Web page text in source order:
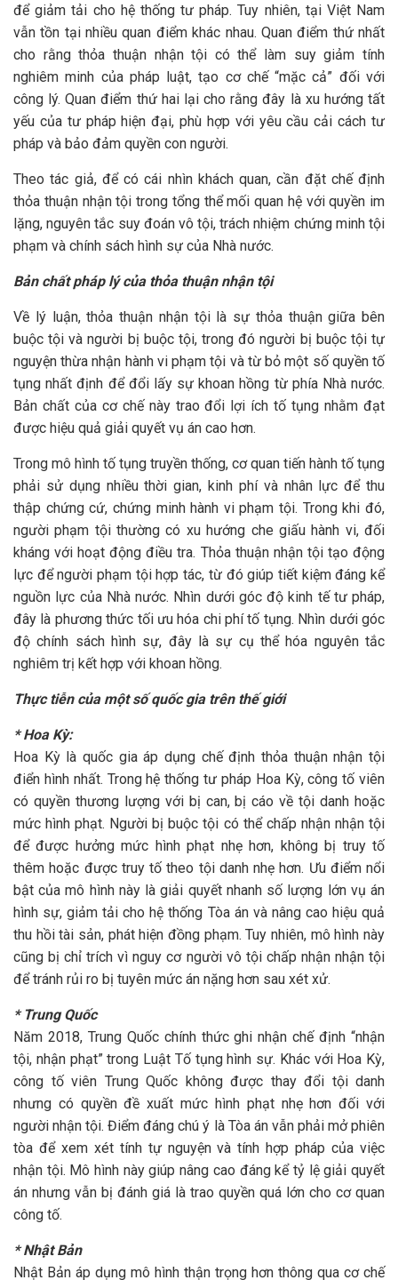
để giảm tải cho hệ thống tư pháp. Tuy nhiên, tại Việt Nam
vẫn tồn tại nhiều quan điểm khác nhau. Quan điểm thứ nhất
cho rằng thỏa thuận nhận tội có thể làm suy giảm tính
nghiêm minh của pháp luật, tạo cơ chế “mặc cả” đối với
công lý. Quan điểm thứ hai lại cho rằng đây là xu hướng tất
yếu của tư pháp hiện đại, phù hợp với yêu cầu cải cách tư
pháp và bảo đảm quyền con người.
Theo tác giả, để có cái nhìn khách quan, cần đặt chế định
thỏa thuận nhận tội trong tổng thể mối quan hệ với quyền im
lặng, nguyên tắc suy đoán vô tội, trách nhiệm chứng minh tội
phạm và chính sách hình sự của Nhà nước.
Bản chất pháp lý của thỏa thuận nhận tội
Về lý luận, thỏa thuận nhận tội là sự thỏa thuận giữa bên
buộc tội và người bị buộc tội, trong đó người bị buộc tội tự
nguyện thừa nhận hành vi phạm tội và từ bỏ một số quyền tố
tụng nhất định để đổi lấy sự khoan hồng từ phía Nhà nước.
Bản chất của cơ chế này trao đổi lợi ích tố tụng nhằm đạt
được hiệu quả giải quyết vụ án cao hơn.
Trong mô hình tố tụng truyền thống, cơ quan tiến hành tố tụng
phải sử dụng nhiều thời gian, kinh phí và nhân lực để thu
thập chứng cứ, chứng minh hành vi phạm tội. Trong khi đó,
người phạm tội thường có xu hướng che giấu hành vi, đối
kháng với hoạt động điều tra. Thỏa thuận nhận tội tạo động
lực để người phạm tội hợp tác, từ đó giúp tiết kiệm đáng kể
nguồn lực của Nhà nước. Nhìn dưới góc độ kinh tế tư pháp,
đây là phương thức tối ưu hóa chi phí tố tụng. Nhìn dưới góc
độ chính sách hình sự, đây là sự cụ thể hóa nguyên tắc
nghiêm trị kết hợp với khoan hồng.
Thực tiễn của một số quốc gia trên thế giới
* Hoa Kỳ:
Hoa Kỳ là quốc gia áp dụng chế định thỏa thuận nhận tội
điển hình nhất. Trong hệ thống tư pháp Hoa Kỳ, công tố viên
có quyền thương lượng với bị can, bị cáo về tội danh hoặc
mức hình phạt. Người bị buộc tội có thể chấp nhận nhận tội
để được hưởng mức hình phạt nhẹ hơn, không bị truy tố
thêm hoặc được truy tố theo tội danh nhẹ hơn. Ưu điểm nổi
bật của mô hình này là giải quyết nhanh số lượng lớn vụ án
hình sự, giảm tải cho hệ thống Tòa án và nâng cao hiệu quả
thu hồi tài sản, phát hiện đồng phạm. Tuy nhiên, mô hình này
cũng bị chỉ trích vì nguy cơ người vô tội chấp nhận nhận tội
để tránh rủi ro bị tuyên mức án nặng hơn sau xét xử.
* Trung Quốc
Năm 2018, Trung Quốc chính thức ghi nhận chế định “nhận
tội, nhận phạt” trong Luật Tố tụng hình sự. Khác với Hoa Kỳ,
công tố viên Trung Quốc không được thay đổi tội danh
nhưng có quyền đề xuất mức hình phạt nhẹ hơn đối với
người nhận tội. Điểm đáng chú ý là Tòa án vẫn phải mở phiên
tòa để xem xét tính tự nguyện và tính hợp pháp của việc
nhận tội. Mô hình này giúp nâng cao đáng kể tỷ lệ giải quyết
án nhưng vẫn bị đánh giá là trao quyền quá lớn cho cơ quan
công tố.
* Nhật Bản
Nhật Bản áp dụng mô hình thận trọng hơn thông qua cơ chế